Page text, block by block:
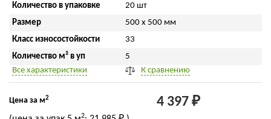
Количество в упаковке
20 шт
Размер
500 x 500 мм
Класс износостойкости
33
Количество м² в уп
5
Все характеристики
К сравнению
Цена за м2 4 397 ₽
2